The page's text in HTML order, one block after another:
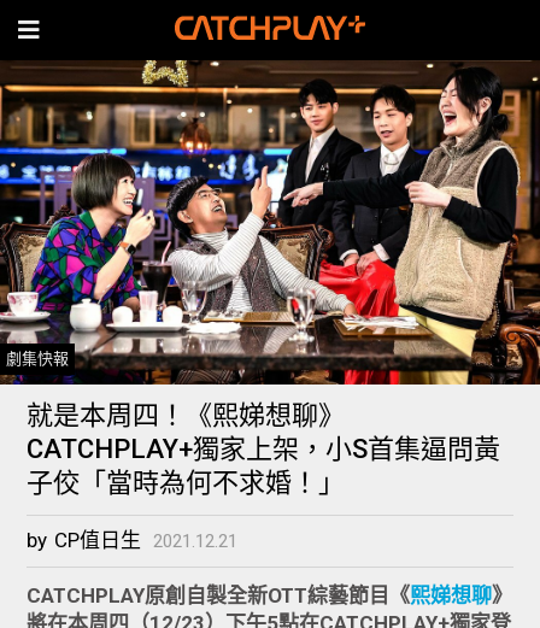
劇集快報
就是本周四！《熙娣想聊》
CATCHPLAY+獨家上架，小S首集逼問黃
子佼「當時為何不求婚！」
by CP值日生 2021.12.21
CATCHPLAY原創自製全新OTT綜藝節目《熙娣想聊》
將在本周四（12/23）下午5點在CATCHPLAY+獨家登